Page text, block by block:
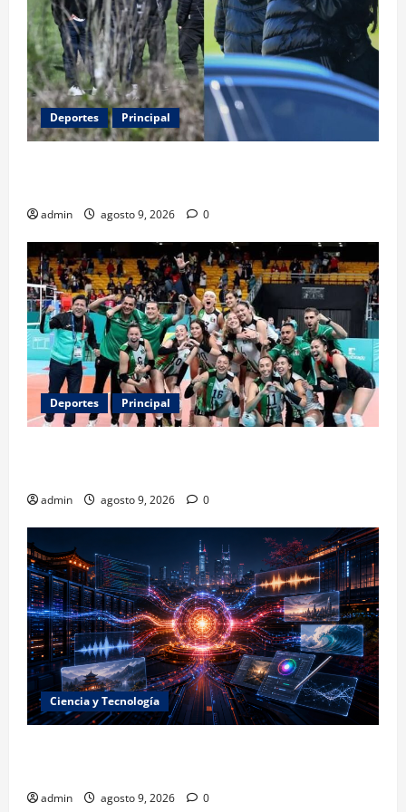
Deportes Principal
admin agosto 9, 2026 0
Deportes Principal
admin agosto 9, 2026 0
Ciencia y Tecnología
admin agosto 9, 2026 0